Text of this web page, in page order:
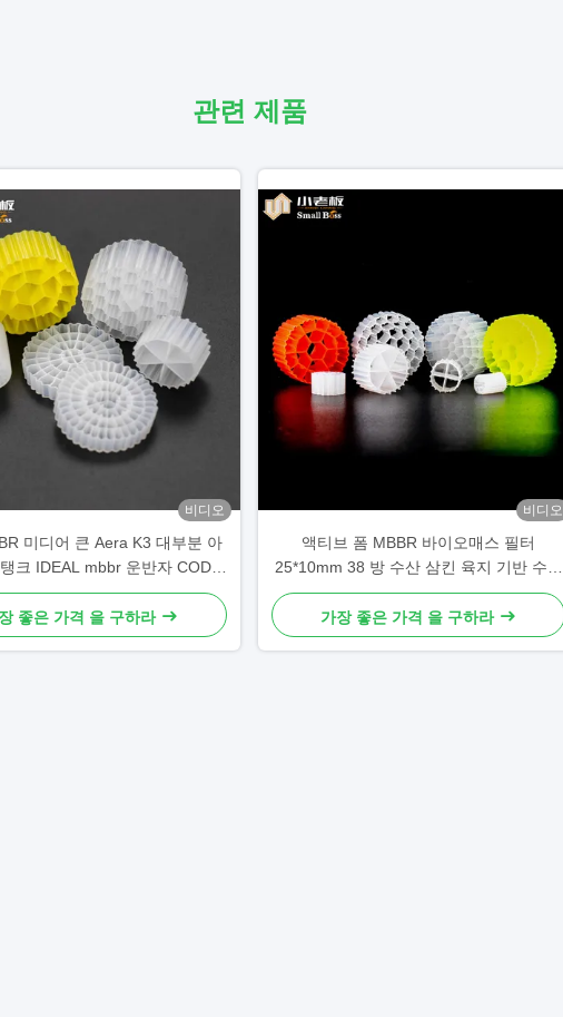
관련 제품
비디오
미디어 큰 Aera K3 대부분 아
크 IDEAL mbbr 운반자 COD
BOD 제거
좋은 가격 을 구하라
비디오
액티브 폼 MBBR 바이오매스 필터
25*10mm 38 방 수산 삼킨 육지 기반 수산
업 떠있는 운반기
가장 좋은 가격 을 구하라